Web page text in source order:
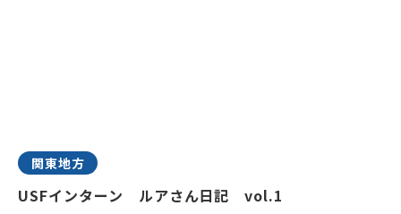
関東地方
USFインターン ルアさん日記 vol.1